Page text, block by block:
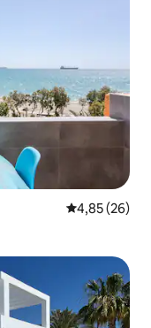
Gemiddelde
4,85 (26)